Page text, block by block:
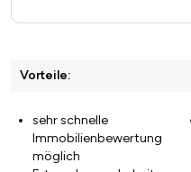
Vorteile:
sehr schnelle
Immobilienbewertung
möglich